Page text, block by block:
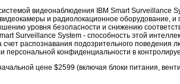
видеонаблюдения IBM Smart Surveillance
и радиолокационное оборудование,
уровня безопасности и снижению
Surveillance System - способность этой
распознавания подозрительного поведения
персональной конфиденциальности в
цене $2599 (включая блоки питания,